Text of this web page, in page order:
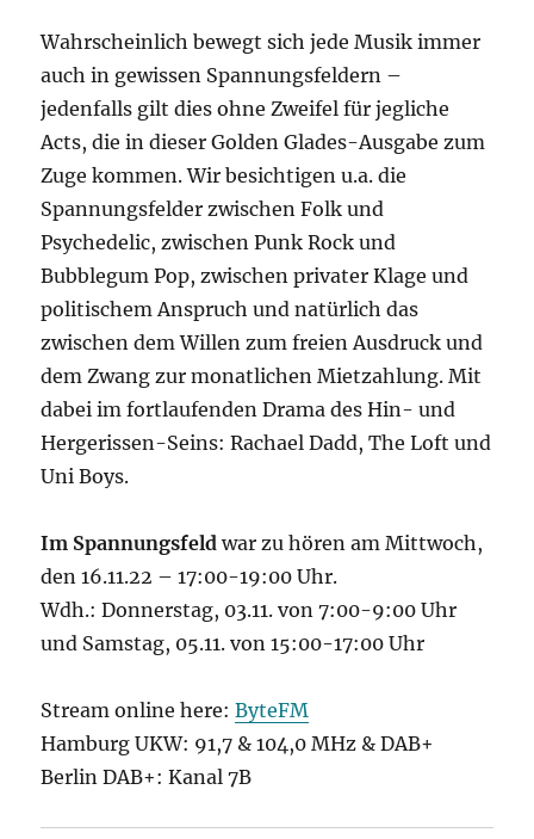
Wahrscheinlich bewegt sich jede Musik immer
auch in gewissen Spannungsfeldern –
jedenfalls gilt dies ohne Zweifel für jegliche
Acts, die in dieser Golden Glades-Ausgabe zum
Zuge kommen. Wir besichtigen u.a. die
Spannungsfelder zwischen Folk und
Psychedelic, zwischen Punk Rock und
Bubblegum Pop, zwischen privater Klage und
politischem Anspruch und natürlich das
zwischen dem Willen zum freien Ausdruck und
dem Zwang zur monatlichen Mietzahlung. Mit
dabei im fortlaufenden Drama des Hin- und
Hergerissen-Seins: Rachael Dadd, The Loft und
Uni Boys.
Im Spannungsfeldwar zu hören am Mittwoch,
den 16.11.22 – 17:00-19:00 Uhr.
Wdh.: Donnerstag, 03.11. von 7:00-9:00 Uhr
und Samstag, 05.11. von 15:00-17:00 Uhr
Stream online here:ByteFM
Hamburg UKW: 91,7 & 104,0 MHz & DAB+
Berlin DAB+: Kanal 7B